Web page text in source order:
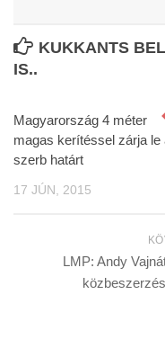
KUKKANTS
IS..
Magyarország 4 méter
magas kerítéssel zárja le
szerb határt
17 JÚN, 2015
LMP: Andy